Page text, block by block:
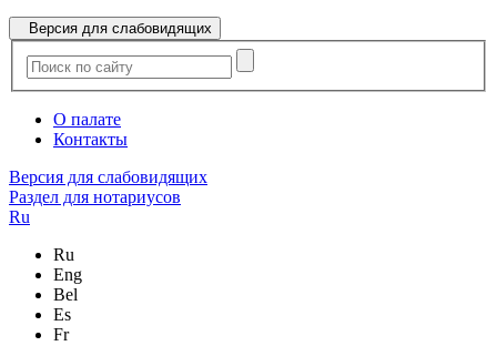
Версия для слабовидящих
О палате
Контакты
Версия для слабовидящих
Раздел для нотариусов
Ru
Ru
Eng
Bel
Es
Fr